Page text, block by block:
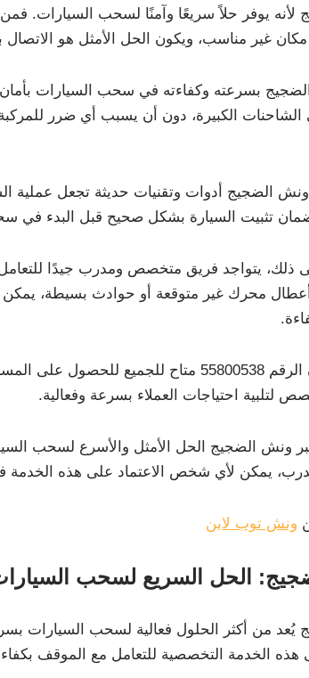
يوفر حلاً سريعًا وآمنًا لسحب السيارات.
مكان غير مناسب، ويكون الحل الأمثل هو
بسرعته وكفاءته في سحب السيارات
الشاحنات الكبيرة، دون أن يسبب أي ضرر
الضجيج أدوات وتقنيات حديثة تجعل عملية
تثبيت السيارة بشكل صحيح قبل البدء
ذلك، يتواجد فريق متخصص ومدرب جيدًا
محرك غير متوقعة أو حوادث بسيطة،
ولا ننسى أن الرقم 55800538 متاح للجميع
لتلبية احتياجات العملاء بسرعة وفعالية.
ونش الضجيج الحل الأمثل والأسرع لسحب
يمكن لأي شخص الاعتماد على هذه
ونش توب لاين
الحل السريع لسحب السيارات
يُعد من أكثر الحلول فعالية لسحب السيارات
هذه الخدمة التخصصية للتعامل مع الموقف